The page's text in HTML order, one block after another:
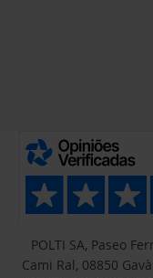
POLTI SA, Paseo
Cami Ral, 08850